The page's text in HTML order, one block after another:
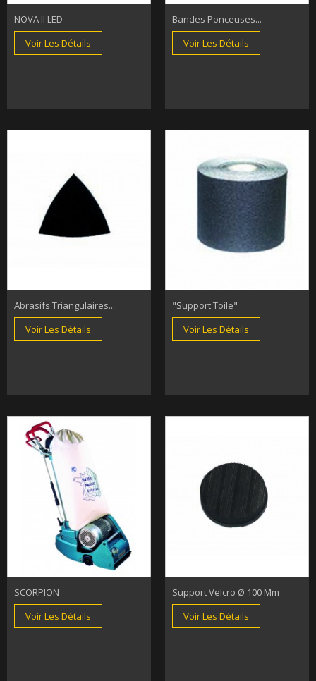
NOVA II LED
Voir Les Détails
Bandes Ponceuses...
Voir Les Détails
Abrasifs Triangulaires...
Voir Les Détails
"support Toile"
Voir Les Détails
SCORPION
Voir Les Détails
Support Velcro Ø 100 Mm
Voir Les Détails